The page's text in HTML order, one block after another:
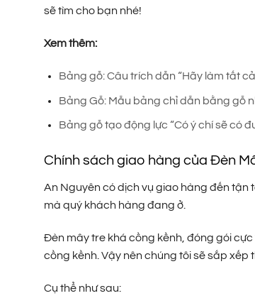
sẽ tìm cho bạn nhé!
Xem thêm:
Bảng gỗ: Câu trích dẫn “Hãy làm tất
Bảng Gỗ: Mẫu bảng chỉ dẫn bằng gỗ
Bảng gỗ tạo động lực “Có ý chí sẽ có
Chính sách giao hàng của Đèn
An Nguyên có dịch vụ giao hàng đến tận
mà quý khách hàng đang ở.
Đèn mây tre khá cồng kềnh, đóng gói
cồng kềnh. Vậy nên chúng tôi sẽ sắp
Cụ thể như sau: